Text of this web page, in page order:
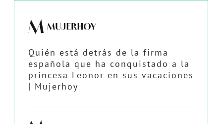
Quién está detrás de la firma
española que ha conquistado a la
princesa Leonor en sus vacaciones
| Mujerhoy